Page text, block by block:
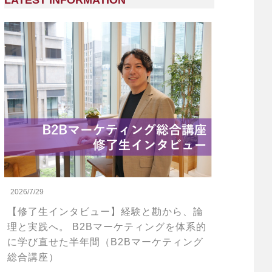
2026/7/29
【修了生インタビュー】経験と勘から、論
理と実践へ。 B2Bマーケティングを体系的
に学び直せた半年間（B2Bマーケティング
総合講座）